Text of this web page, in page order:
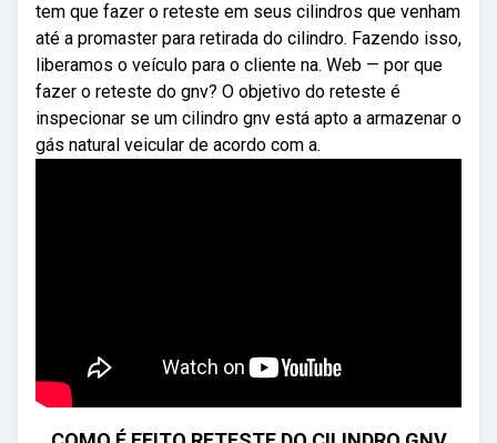
tem que fazer o reteste em seus cilindros que venham
até a promaster para retirada do cilindro. Fazendo isso,
liberamos o veículo para o cliente na. Web — por que
fazer o reteste do gnv? O objetivo do reteste é
inspecionar se um cilindro gnv está apto a armazenar o
gás natural veicular de acordo com a.